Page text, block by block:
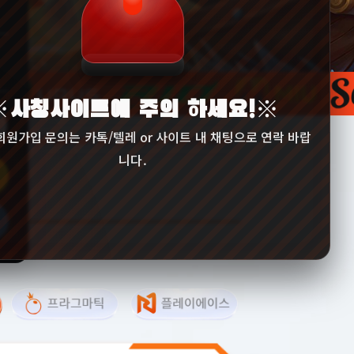
칭사이트에 주의 하세요!※
원가입 문의는 카톡/텔레 or 사이트 내 채팅으로 연락 바랍
니다.